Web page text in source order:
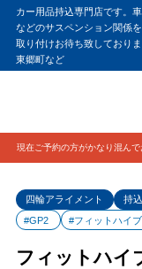
カー用品持込専門店です。
などのサスペンション関係
取り付けお待ち致しており
東郷町など
現在ご予約の方がかなり混ん
四輪アライメント 持
#GP2
#フィットハイ
フィットハイ